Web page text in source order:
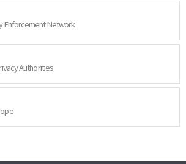
Enforcement Network
Authorities